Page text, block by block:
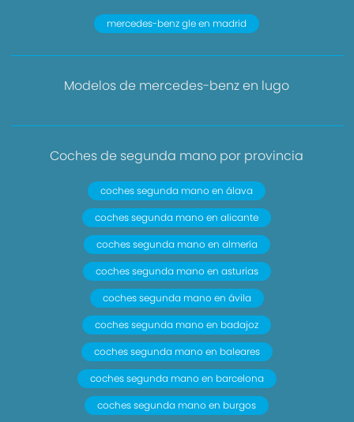
mercedes-benz gle en madrid
Modelos de mercedes-benz en lugo
Coches de segunda mano por provincia
coches segunda mano en álava
coches segunda mano en alicante
coches segunda mano en almería
coches segunda mano en asturias
coches segunda mano en ávila
coches segunda mano en badajoz
coches segunda mano en baleares
coches segunda mano en barcelona
coches segunda mano en burgos